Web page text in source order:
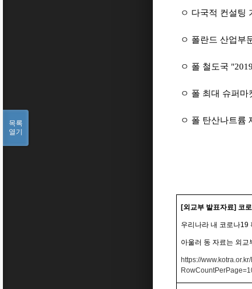
ㅇ 다국적 컨설팅
ㅇ 폴란드 산업부
ㅇ 폴 철도국 "2019
ㅇ 폴 최대 슈퍼마
ㅇ 폴 탄산나트륨
[외교부 발표자료]코
우리나라 내 코로나19
아울러 동 자료는 외
https://
목록
열기